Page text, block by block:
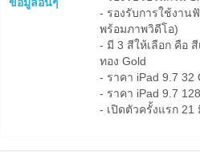
ข้อมูลอื่นๆ
- รองรับการใช้งาน
พร้อมภาพวิดีโอ)
- มี 3 สีให้เลือก คือ สี
ทอง Gold
- ราคา iPad 9.7 32
- ราคา iPad 9.7
- เปิดตัวครั้งแรก 21